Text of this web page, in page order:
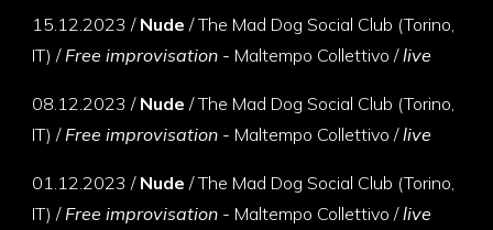
15.12.2023 / Nude / The Mad Dog Social Club (Torino,
IT) /Free improvisation - Maltempo Collettivo /live
08.12.2023 / Nude / The Mad Dog Social Club (Torino,
IT) /Free improvisation - Maltempo Collettivo /live
01.12.2023 / Nude / The Mad Dog Social Club (Torino,
IT) /Free improvisation - Maltempo Collettivo /live